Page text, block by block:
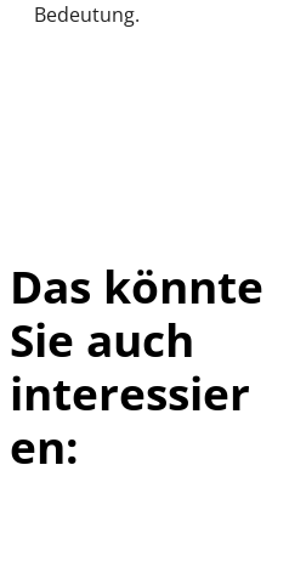
Bedeutung.
Das könnte
Sie auch
interessier
en: